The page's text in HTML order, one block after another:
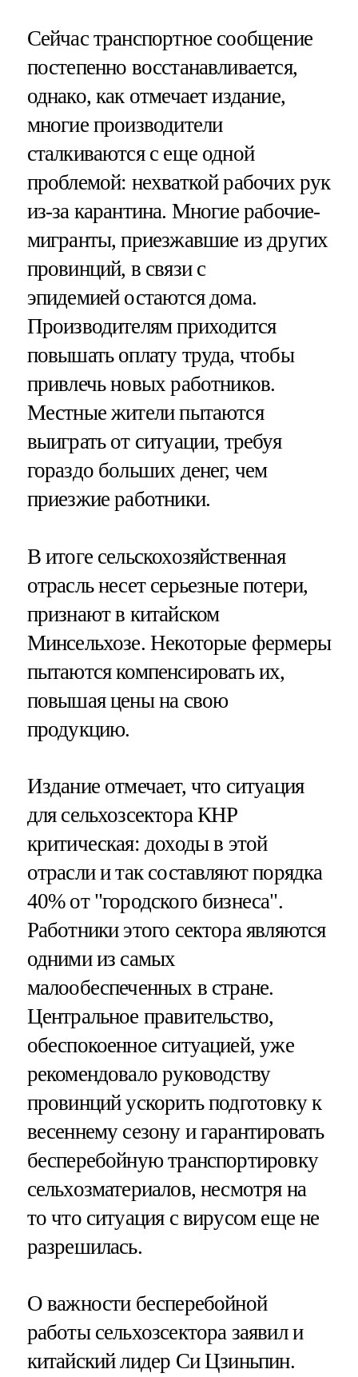
Сейчас транспортное сообщение
постепенно восстанавливается,
однако, как отмечает издание,
многие производители
сталкиваются с еще одной
проблемой: нехваткой рабочих рук
из-за карантина. Многие рабочие-
мигранты, приезжавшие из других
провинций, в связи с
эпидемией остаются дома.
Производителям приходится
повышать оплату труда, чтобы
привлечь новых работников.
Местные жители пытаются
выиграть от ситуации, требуя
гораздо больших денег, чем
приезжие работники.
В итоге сельскохозяйственная
отрасль несет серьезные потери,
признают в китайском
Минсельхозе. Некоторые фермеры
пытаются компенсировать их,
повышая цены на свою
продукцию.
Издание отмечает, что ситуация
для сельхозсектора КНР
критическая: доходы в этой
отрасли и так составляют порядка
40% от "городского бизнеса".
Работники этого сектора являются
одними из самых
малообеспеченных в стране.
Центральное правительство,
обеспокоенное ситуацией, уже
рекомендовало руководству
провинций ускорить подготовку к
весеннему сезону и гарантировать
бесперебойную транспортировку
сельхозматериалов, несмотря на
то что ситуация с вирусом еще не
разрешилась.
О важности бесперебойной
работы сельхозсектора заявил и
китайский лидер Си Цзиньпин.